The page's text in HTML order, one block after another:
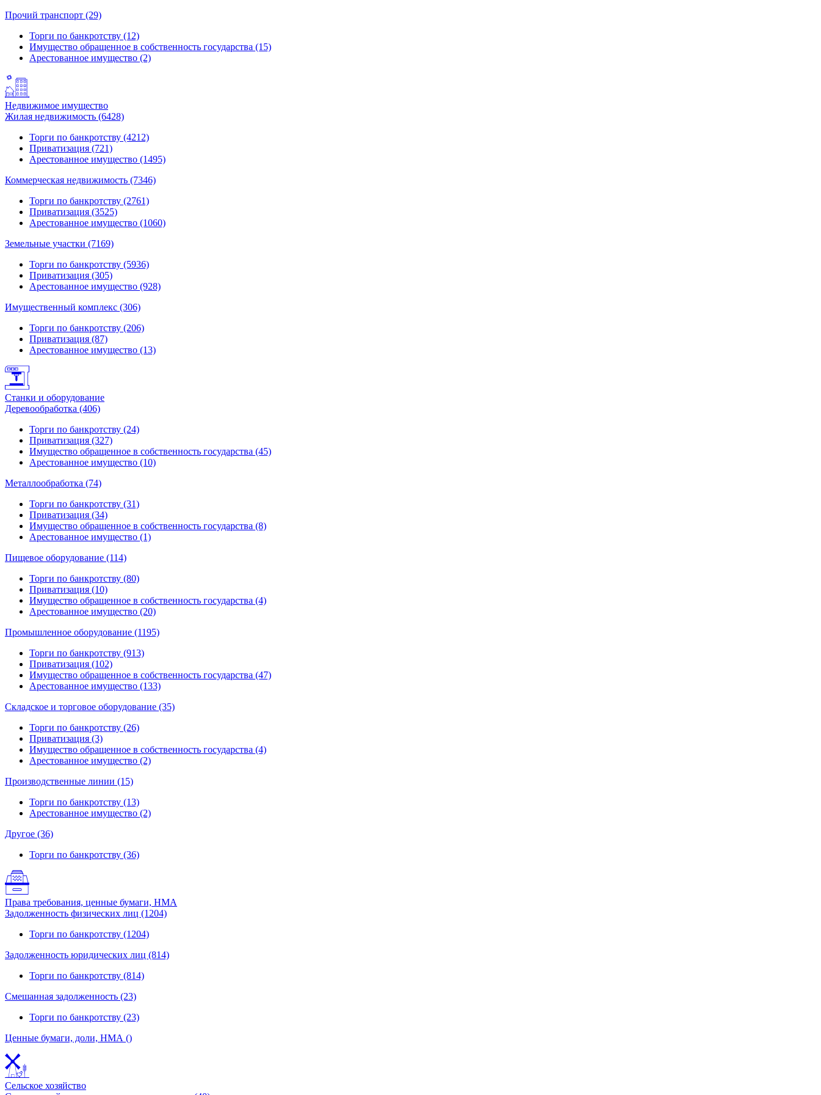
Прочий транспорт (29)
Торги по банкротству (12)
Имущество обращенное в собственность государства (15)
Арестованное имущество (2)
Недвижимое имущество
Жилая недвижимость (6428)
Торги по банкротству (4212)
Приватизация (721)
Арестованное имущество (1495)
Коммерческая недвижимость (7346)
Торги по банкротству (2761)
Приватизация (3525)
Арестованное имущество (1060)
Земельные участки (7169)
Торги по банкротству (5936)
Приватизация (305)
Арестованное имущество (928)
Имущественный комплекс (306)
Торги по банкротству (206)
Приватизация (87)
Арестованное имущество (13)
Станки и оборудование
Деревообработка (406)
Торги по банкротству (24)
Приватизация (327)
Имущество обращенное в собственность государства (45)
Арестованное имущество (10)
Металлообработка (74)
Торги по банкротству (31)
Приватизация (34)
Имущество обращенное в собственность государства (8)
Арестованное имущество (1)
Пищевое оборудование (114)
Торги по банкротству (80)
Приватизация (10)
Имущество обращенное в собственность государства (4)
Арестованное имущество (20)
Промышленное оборудование (1195)
Торги по банкротству (913)
Приватизация (102)
Имущество обращенное в собственность государства (47)
Арестованное имущество (133)
Складское и торговое оборудование (35)
Торги по банкротству (26)
Приватизация (3)
Имущество обращенное в собственность государства (4)
Арестованное имущество (2)
Производственные линии (15)
Торги по банкротству (13)
Арестованное имущество (2)
Другое (36)
Торги по банкротству (36)
Права требования, ценные бумаги, НМА
Задолженность физических лиц (1204)
Торги по банкротству (1204)
Задолженность юридических лиц (814)
Торги по банкротству (814)
Смешанная задолженность (23)
Торги по банкротству (23)
Ценные бумаги, доли, НМА ()
Сельское хозяйство